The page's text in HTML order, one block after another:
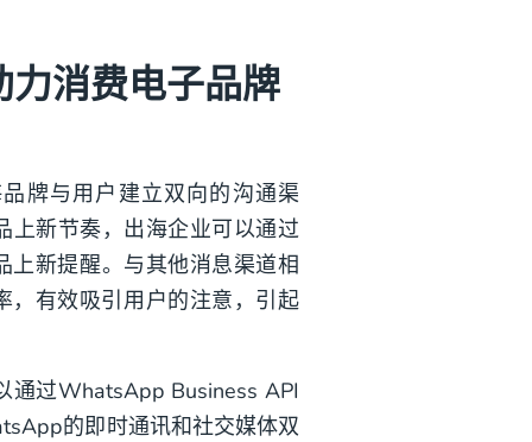
消费电子品牌
牌与用户建立双向的沟通渠
上新节奏，出海企业可以通过
新提醒。与其他消息渠道相
有效吸引用户的注意，引起
通过WhatsApp Business API
的即时通讯和社交媒体双